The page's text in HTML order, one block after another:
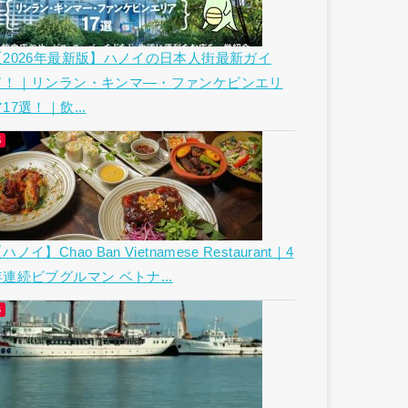
2026年最新版】ハノイの日本人街最新ガイ
！｜リンラン・キンマ―・ファンケビンエリ
17選！｜飲...
ハノイ】Chao Ban Vietnamese Restaurant｜4
連続ビブグルマン ベトナ...